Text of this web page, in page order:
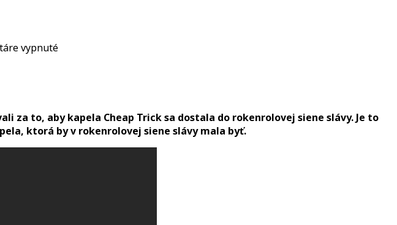
vypnuténa
Cheap
Trick
za to, aby kapela Cheap Trick sa dostala do rokenrolovej siene slávy. Je to
ktorá by v rokenrolovej siene slávy mala byť.